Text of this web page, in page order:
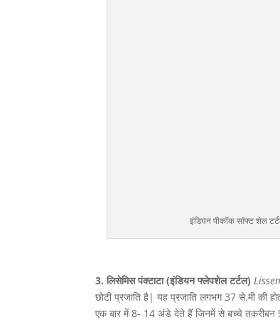
इंडियन पीकॉक सॉफ्ट शेल
3. लिसेमिस पंक्टाटा (इंडियन फ्लेपशेल टर्टल)
छोटी प्रजाति है| यह प्रजाति लगभग 37 से.मी
एक बार में 8- 14 अंडे देते हैं जिनमें से बच्चे